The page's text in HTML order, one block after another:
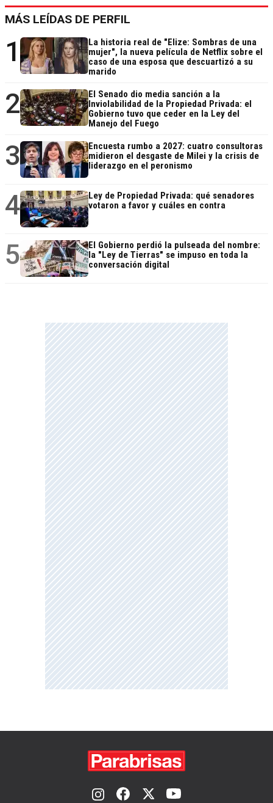
MÁS LEÍDAS DE PERFIL
1
La historia real de "Elize: Sombras de una
mujer", la nueva película de Netflix sobre el
caso de una esposa que descuartizó a su
marido
2
El Senado dio media sanción a la
Inviolabilidad de la Propiedad Privada: el
Gobierno tuvo que ceder en la Ley del
Manejo del Fuego
3
Encuesta rumbo a 2027: cuatro consultoras
midieron el desgaste de Milei y la crisis de
liderazgo en el peronismo
4
Ley de Propiedad Privada: qué senadores
votaron a favor y cuáles en contra
5
El Gobierno perdió la pulseada del nombre:
la "Ley de Tierras" se impuso en toda la
conversación digital